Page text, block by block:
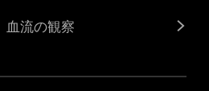
血流の観察